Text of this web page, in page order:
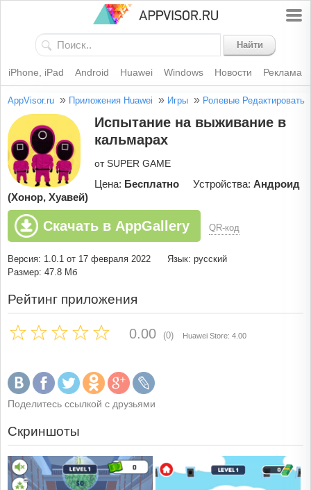
Найти
iPhone, iPad Android Huawei Windows Новости Реклама
AppVisor.ru » Приложения Huawei » Игры » Ролевые Редактировать
Испытание на выживание в
кальмарах
от SUPER GAME
Цена: Бесплатно Устройства: Андроид
(Хонор, Хуавей)
Скачать в AppGallery QR-код
Версия: 1.0.1 от 17 февраля 2022
Язык: русский
Размер: 47.8 Мб
Рейтинг приложения
0.00 (0) Huawei Store: 4.00
Поделитесь ссылкой с друзьями
Скриншоты